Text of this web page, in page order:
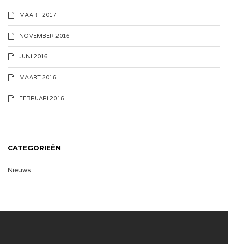
MAART 2017
NOVEMBER 2016
JUNI 2016
MAART 2016
FEBRUARI 2016
CATEGORIEËN
Nieuws